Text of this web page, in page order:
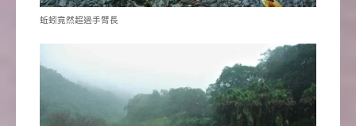
蚯蚓竟然超過手臂長